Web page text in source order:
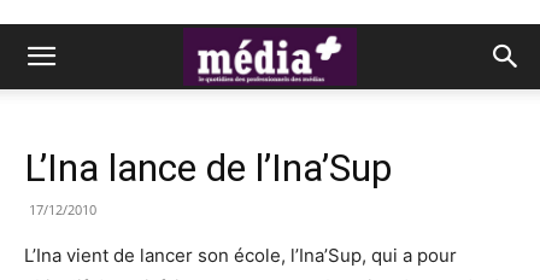
L’Ina lance de l’Ina’Sup
17/12/2010
L’Ina vient de lancer son école, l’Ina’Sup, qui a pour